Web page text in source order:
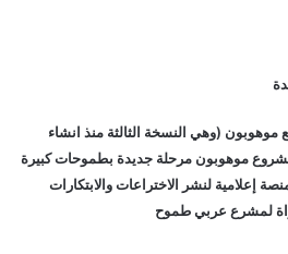
موهوبون (وهي النسخة الثالثة منذ انشاء
2007) يدخل مشروع موهوبون مرحلة جديدة بطموحات كبيرة
إعلامية لنشر الاختراعات والابتكارات
لمشرع عربي طموح